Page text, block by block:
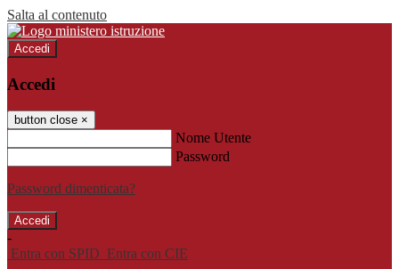
Salta al contenuto
Accedi
Accedi
button close ×
Nome Utente
Password
Password dimenticata?
-
Entra con SPID Entra con CIE